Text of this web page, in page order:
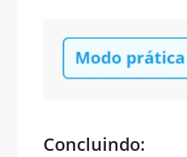
Concluindo: